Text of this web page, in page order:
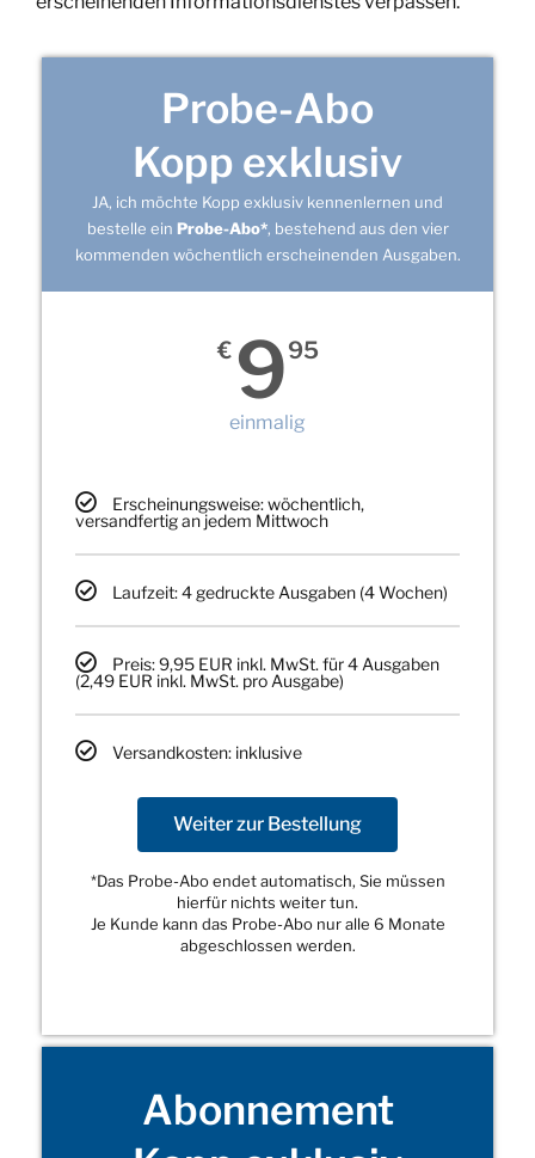
Probe-Abo
Kopp exklusiv
JA, ich möchte Kopp exklusiv kennenlernen und
bestelle ein Probe-Abo*, bestehend aus den vier
kommenden wöchentlich erscheinenden Ausgaben.
€ 995
einmalig
Erscheinungsweise: wöchentlich,
versandfertig an jedem Mittwoch
Laufzeit: 4 gedruckte Ausgaben (4 Wochen)
Preis: 9,95 EUR inkl. MwSt. für 4 Ausgaben
(2,49 EUR inkl. MwSt. pro Ausgabe)
Versandkosten: inklusive
Weiter zur Bestellung
*Das Probe-Abo endet automatisch, Sie müssen
hierfür nichts weiter tun.
Je Kunde kann das Probe-Abo nur alle 6 Monate
abgeschlossen werden.
Abonnement